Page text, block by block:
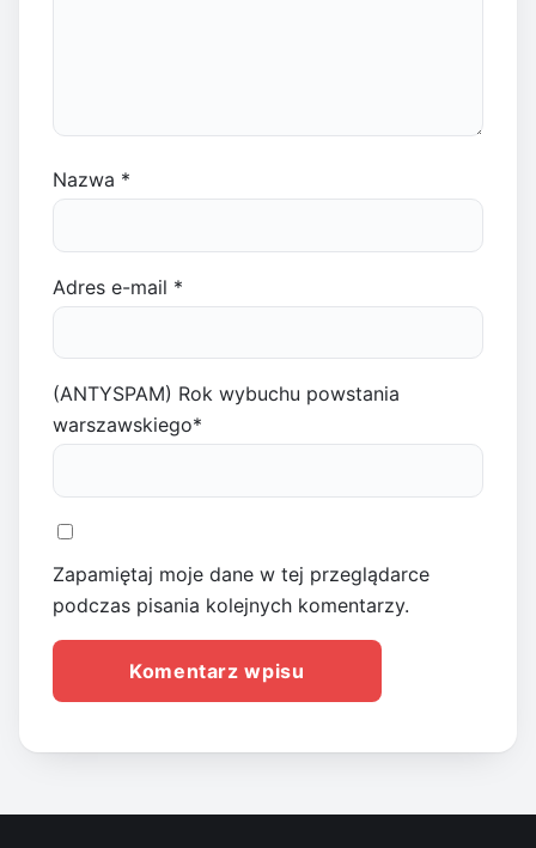
Nazwa *
Adres e-mail *
(ANTYSPAM) Rok wybuchu powstania
warszawskiego*
Zapamiętaj moje dane w tej przeglądarce
podczas pisania kolejnych komentarzy.